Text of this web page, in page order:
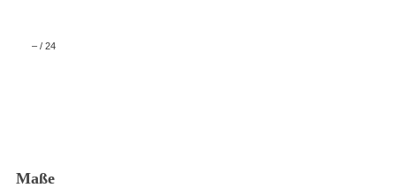
– / 24
Maße